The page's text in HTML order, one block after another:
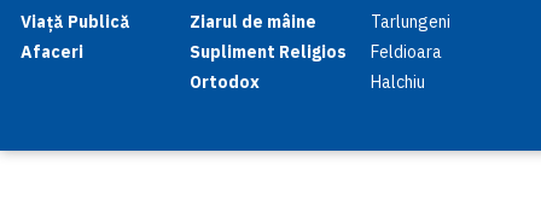
Viață Publică
Afaceri
Ziarul de mâine
Supliment Religios
Ortodox
Tarlungeni
Feldioara
Halchiu